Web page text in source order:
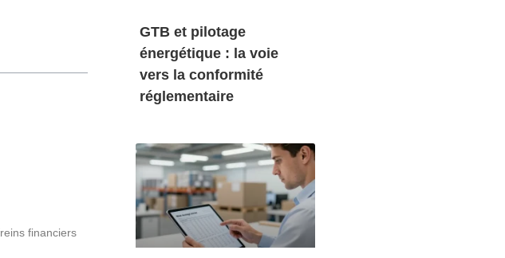
financiers
GTB et pilotage
énergétique : la voie
vers la conformité
réglementaire